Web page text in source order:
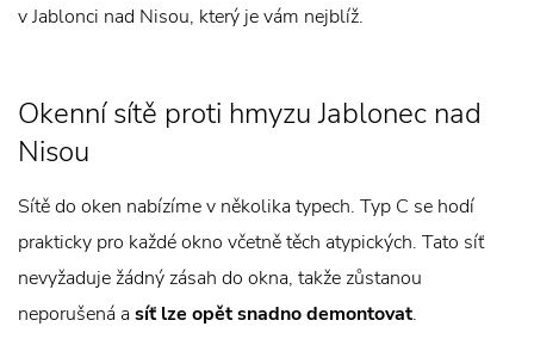
v Jablonci nad Nisou, který je vám nejblíž.
Okenní sítě proti hmyzu Jablonec nad
Nisou
Sítě do oken nabízíme v několika typech. Typ C se hodí
prakticky pro každé okno včetně těch atypických. Tato síť
nevyžaduje žádný zásah do okna, takže zůstanou
neporušená asíť lze opět snadno demontovat.